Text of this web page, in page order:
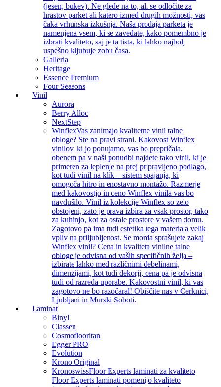
(jesen, bukev). Ne glede na to, ali se odločite za
hrastov parket ali katero izmed drugih možnosti, vas
čaka vrhunska izkušnja. Naša prodaja parketa je
namenjena vsem, ki se zavedate, kako pomembno je
izbrati kvaliteto, saj je ta tista, ki lahko najbolj
uspešno kljubuje zobu časa.
Galleria
Heritage
Essence Premium
Four Seasons
Vinil
Aurora
Berry Alloc
NextStep
WinflexVas zanimajo kvalitetne vinil talne
obloge? Ste na pravi strani. Kakovost Winflex
vinilov, ki jo ponujamo, vas bo prepričala,
obenem pa v naši ponudbi najdete tako vinil, ki je
primeren za leplenje na prej pripravljeno podlago,
kot tudi vinil na klik – sistem spajanja, ki
omogoča hitro in enostavno montažo. Razmerje
med kakovostjo in ceno Winflex vinila vas bo
navdušilo. Vinil iz kolekcije Winflex so zelo
obstojeni, zato je prava izbira za vsak prostor, tako
za kuhinjo, kot za ostale prostore v vašem domu.
Zagotovo pa ima tudi estetika tega materiala velik
vpliv na priljubljenost. Se morda sprašujete zakaj
Winflex vinil? Cena in kvaliteta vinilne talne
obloge je odvisna od vaših specifičnih želja –
izbirate lahko med različnimi debelinami,
dimenzijami, kot tudi dekorji, cena pa je odvisna
tudi od razreda uporabe. Kakovostni vinil, ki vas
zagotovo ne bo razočaral! Obiščite nas v Cerknici,
Ljubljani in Murski Soboti.
Laminat
Binyl
Classen
Cosmoflooritan
Egger PRO
Evolution
Krono Original
KronoswissFloor Experts laminati za kvaliteto
Floor Experts laminati pomenijo kvaliteto